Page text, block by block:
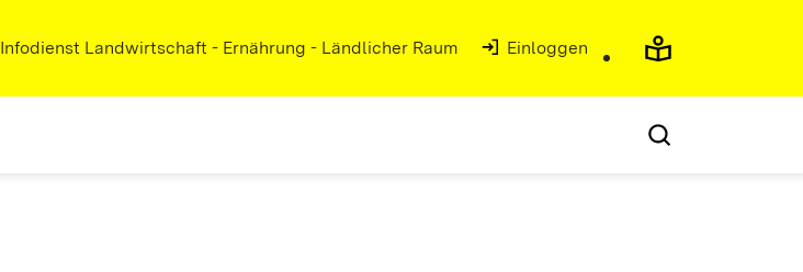
Infodienst Landwirtschaft - Ernährung - Ländlicher Raum Einloggen